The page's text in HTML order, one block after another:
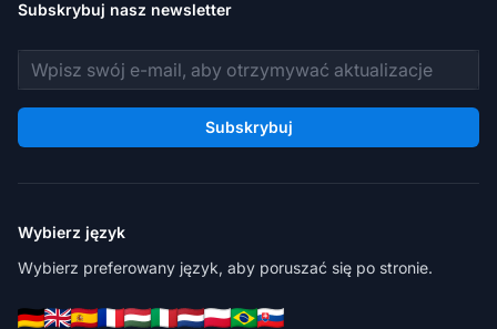
Subskrybuj nasz newsletter
Adres e-mail
Subskrybuj
Wybierz język
Wybierz preferowany język, aby poruszać się po stronie.